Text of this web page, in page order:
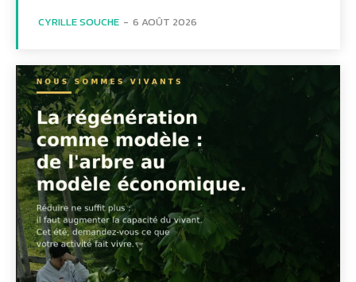
CYRILLE SOUCHE - 6 AOÛT 2026